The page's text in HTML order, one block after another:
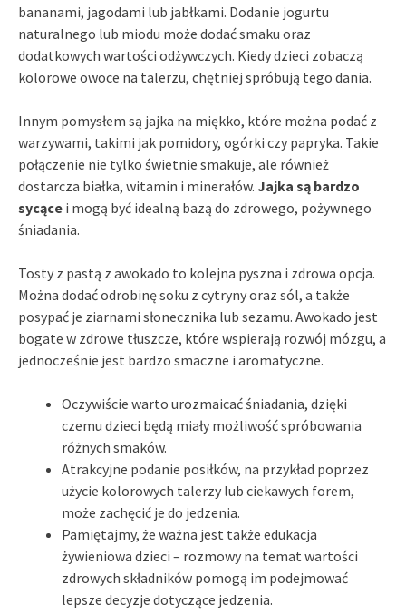
bananami, jagodami lub jabłkami. Dodanie jogurtu
naturalnego lub miodu może dodać smaku oraz
dodatkowych wartości odżywczych. Kiedy dzieci zobaczą
kolorowe owoce na talerzu, chętniej spróbują tego dania.
Innym pomysłem są jajka na miękko, które można podać z
warzywami, takimi jak pomidory, ogórki czy papryka. Takie
połączenie nie tylko świetnie smakuje, ale również
dostarcza białka, witamin i minerałów. Jajka są bardzo
sycące i mogą być idealną bazą do zdrowego, pożywnego
śniadania.
Tosty z pastą z awokado to kolejna pyszna i zdrowa opcja.
Można dodać odrobinę soku z cytryny oraz sól, a także
posypać je ziarnami słonecznika lub sezamu. Awokado jest
bogate w zdrowe tłuszcze, które wspierają rozwój mózgu, a
jednocześnie jest bardzo smaczne i aromatyczne.
Oczywiście warto urozmaicać śniadania, dzięki
czemu dzieci będą miały możliwość spróbowania
różnych smaków.
Atrakcyjne podanie posiłków, na przykład poprzez
użycie kolorowych talerzy lub ciekawych forem,
może zachęcić je do jedzenia.
Pamiętajmy, że ważna jest także edukacja
żywieniowa dzieci – rozmowy na temat wartości
zdrowych składników pomogą im podejmować
lepsze decyzje dotyczące jedzenia.